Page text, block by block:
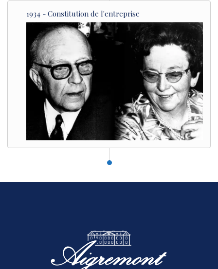
1934 - Constitution de l'entreprise